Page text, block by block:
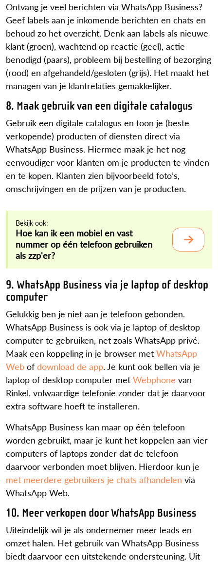
Ontvang je veel berichten via WhatsApp Business?
Geef labels aan je inkomende berichten en chats en
behoud zo het overzicht. Denk aan labels als nieuwe
klant (groen), wachtend op reactie (geel), actie
benodigd (paars), probleem bij bestelling of bezorging
(rood) en afgehandeld/gesloten (grijs). Het maakt het
managen van je klantrelaties gemakkelijker.
8. Maak gebruik van een digitale catalogus
Gebruik een digitale catalogus en toon je (beste
verkopende) producten of diensten direct via
WhatsApp Business. Hiermee maak je het nog
eenvoudiger voor klanten om je producten te vinden
en te kopen. Klanten zien bijvoorbeeld foto’s,
omschrijvingen en de prijzen van je producten.
Bekijk ook:
Hoe kan ik een mobiel en vast
nummer op één telefoon gebruiken
als zzp'er?
9. WhatsApp Business via je laptop of desktop
computer
Gelukkig ben je niet aan je telefoon gebonden.
WhatsApp Business is ook via je laptop of desktop
computer te gebruiken, net zoals WhatsApp privé.
Maak een koppeling in je browser met WhatsApp
Web of download de app. Je kunt ook bellen via je
laptop of desktop computer met Webphone van
Rinkel, volwaardige telefonie zonder dat je daarvoor
extra software hoeft te installeren.
WhatsApp Business kan maar op één telefoon
worden gebruikt, maar je kunt het koppelen aan vier
computers of laptops zonder dat de telefoon
daarvoor verbonden moet blijven. Hierdoor kun je
met meerdere gebruikers je chats afhandelen via
WhatsApp Web.
10. Meer verkopen door WhatsApp Business
Uiteindelijk wil je als ondernemer meer leads en
omzet halen. Het gebruik van WhatsApp Business
biedt daarvoor een uitstekende ondersteuning. Uit